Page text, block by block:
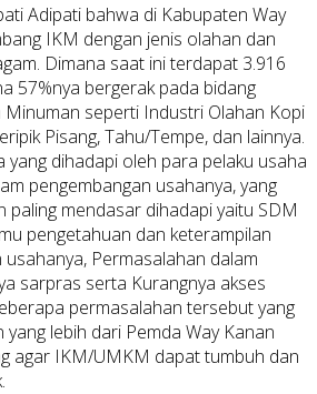
Adipati bahwa di Kabupaten Way
IKM dengan jenis olahan dan
Dimana saat ini terdapat 3.916
57%nya bergerak pada bidang
seperti Industri Olahan Kopi
Pisang, Tahu/Tempe, dan lainnya.
yang dihadapi oleh para pelaku usaha
pengembangan usahanya, yang
paling mendasar dihadapi yaitu SDM
pengetahuan dan keterampilan
Permasalahan dalam
sarpras serta Kurangnya akses
permasalahan tersebut yang
lebih dari Pemda Way Kanan
agar IKM/UMKM dapat tumbuh dan